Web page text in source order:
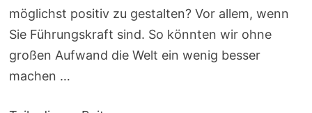
möglichst positiv zu gestalten? Vor allem, wenn
Sie Führungskraft sind. So könnten wir ohne
großen Aufwand die Welt ein wenig besser
machen …